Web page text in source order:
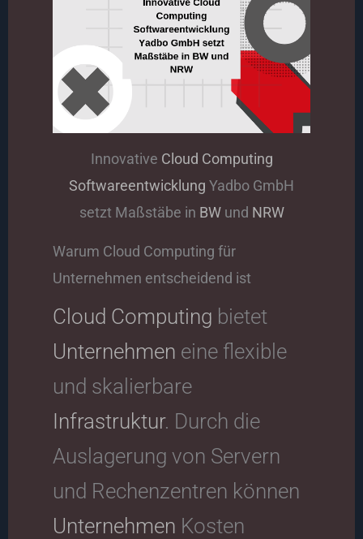
Innovative Cloud Computing
Softwareentwicklung Yadbo GmbH
setzt Maßstäbe in BWund NRW
Warum Cloud Computing für
Unternehmen entscheidend ist
Cloud Computing bietet
Unternehmen eine flexible
und skalierbare
Infrastruktur. Durch die
Auslagerung von Servern
und Rechenzentren können
Unternehmen Kosten